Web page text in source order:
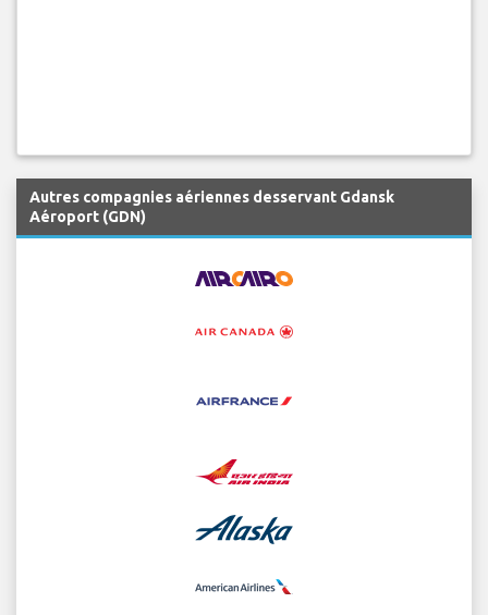
Autres compagnies aériennes desservant Gdansk
Aéroport (GDN)